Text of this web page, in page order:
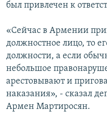
был привлечен к
«Сейчас в Армении
должностное лицо, то
должности, а если
небольшое
арестовывают и
наказания», - сказал
Армен Мартиросян.